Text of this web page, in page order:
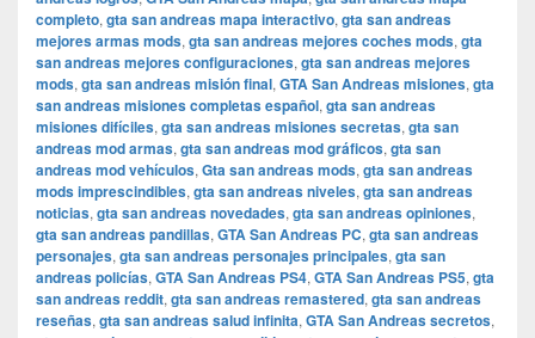
completo, gta san andreas mapa interactivo, gta san andreas
mejores armas mods, gta san andreas mejores coches mods, gta
san andreas mejores configuraciones, gta san andreas mejores
mods, gta san andreas misión final, GTA San Andreas misiones, gta
san andreas misiones completas español, gta san andreas
misiones difíciles, gta san andreas misiones secretas, gta san
andreas mod armas, gta san andreas mod gráficos, gta san
andreas mod vehículos, Gta san andreas mods, gta san andreas
mods imprescindibles, gta san andreas niveles, gta san andreas
noticias, gta san andreas novedades, gta san andreas opiniones,
gta san andreas pandillas, GTA San Andreas PC, gta san andreas
personajes, gta san andreas personajes principales, gta san
andreas policías, GTA San Andreas PS4, GTA San Andreas PS5, gta
san andreas reddit, gta san andreas remastered, gta san andreas
reseñas, gta san andreas salud infinita, GTA San Andreas secretos,